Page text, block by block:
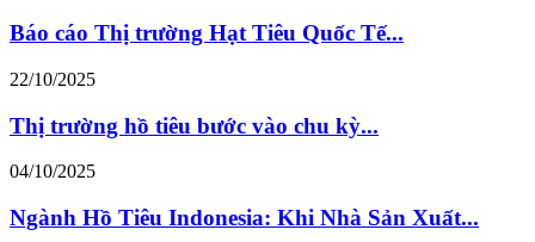
Báo cáo Thị trường Hạt Tiêu Quốc Tế...
22/10/2025
Thị trường hồ tiêu bước vào chu kỳ...
04/10/2025
Ngành Hồ Tiêu Indonesia: Khi Nhà Sản Xuất...